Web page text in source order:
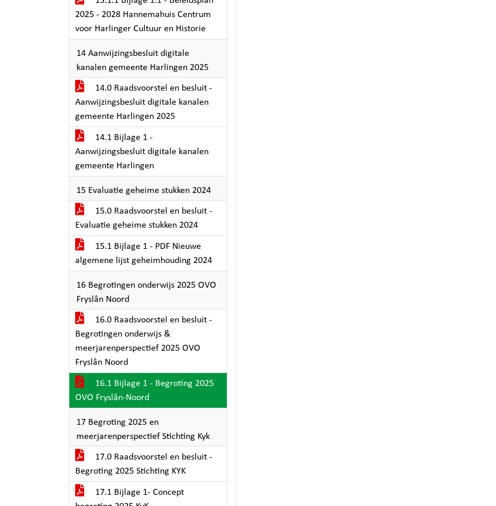
2025 - 2028 Hannemahuis Centrum
voor Harlinger Cultuur en Historie
14 Aanwijzingsbesluit digitale
kanalen gemeente Harlingen 2025
14.0 Raadsvoorstel en besluit -
Aanwijzingsbesluit digitale kanalen
gemeente Harlingen 2025
14.1 Bijlage 1 -
Aanwijzingsbesluit digitale kanalen
gemeente Harlingen
15 Evaluatie geheime stukken 2024
15.0 Raadsvoorstel en besluit -
Evaluatie geheime stukken 2024
15.1 Bijlage 1 - PDF Nieuwe
algemene lijst geheimhouding 2024
16 Begrotingen onderwijs 2025 OVO
Fryslân Noord
16.0 Raadsvoorstel en besluit -
Begrotingen onderwijs &
meerjarenperspectief 2025 OVO
Fryslân Noord
16.1 Bijlage 1 - Begroting 2025
OVO Fryslân-Noord
17 Begroting 2025 en
meerjarenperspectief Stichting Kyk
17.0 Raadsvoorstel en besluit -
Begroting 2025 Stichting KYK
17.1 Bijlage 1- Concept